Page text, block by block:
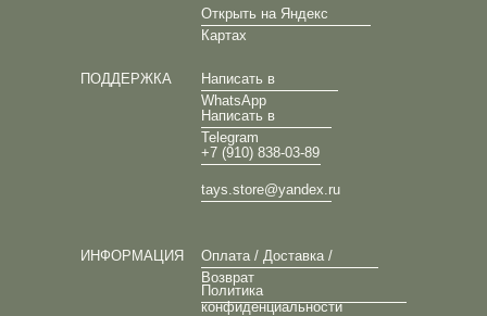
Открыть на Яндекс
Картах
ПОДДЕРЖКА
Написать в
WhatsApp
Написать в
Telegram
+7 (910) 838-03-89
tays.store@yandex.ru
ИНФОРМАЦИЯ
Оплата / Доставка /
Возврат
Политика
конфиденциальности